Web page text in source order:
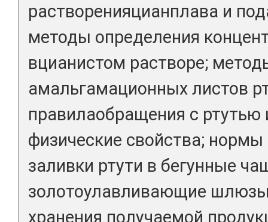
растворенияцианплава и
методы определения
вцианистом растворе;
амальгамационных листов
правилаобращения с ртутью
физические свойства;
заливки ртути в бегунные
золотоулавливающие
хранения получаемой